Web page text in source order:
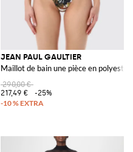
JEAN PAUL GAULTIER
Maillot de bain une pièce en
290,00 €
217,49 €
-25%